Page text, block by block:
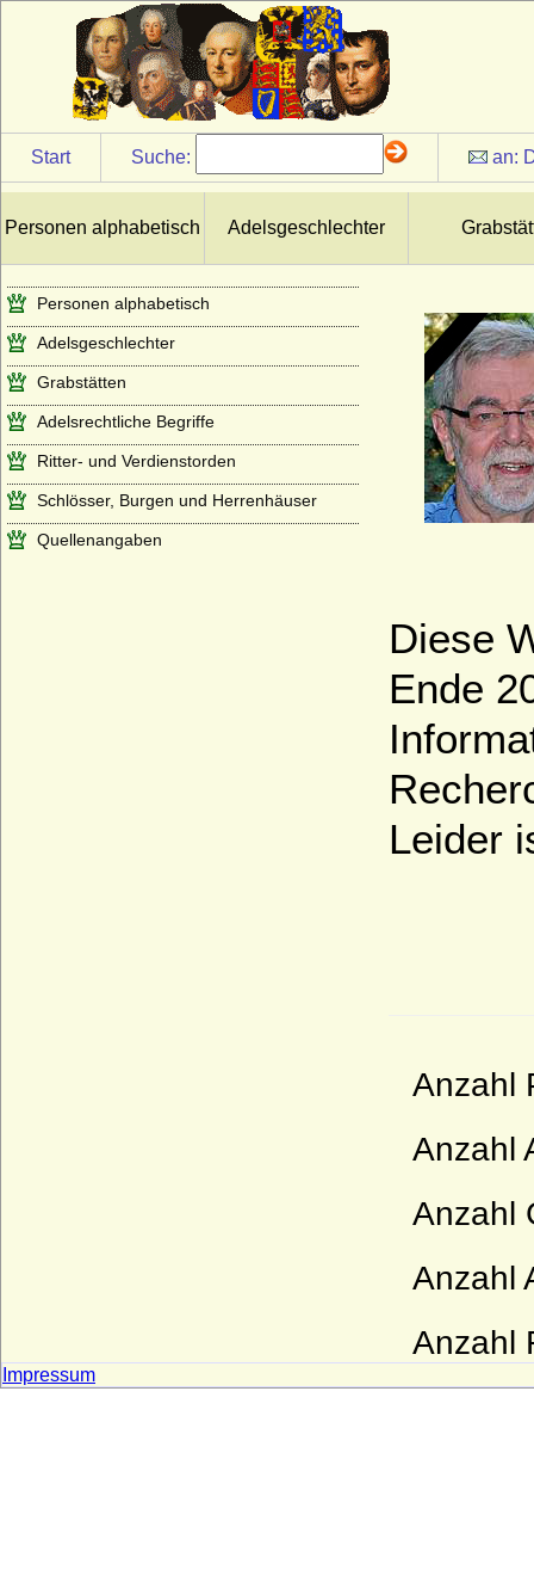
Start Suche: an:
Personen alphabetisch Adelsgeschlechter
Diese
Ende
Leider
Anzahl
Anzahl
Anzahl
Anzahl
Anzahl
Personen alphabetisch
Adelsgeschlechter
Grabstätten
Adelsrechtliche Begriffe
Ritter- und Verdienstorden
Schlösser, Burgen und Herrenhäuser
Quellenangaben
Impressum